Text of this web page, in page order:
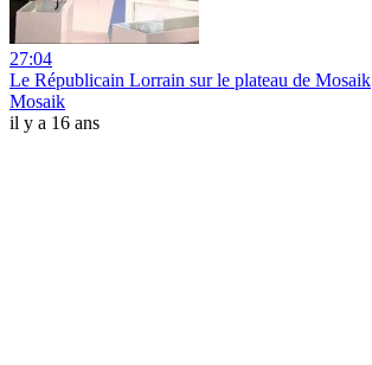
27:04
Le Républicain Lorrain sur le plateau de Mosaik
Mosaik
il y a 16 ans